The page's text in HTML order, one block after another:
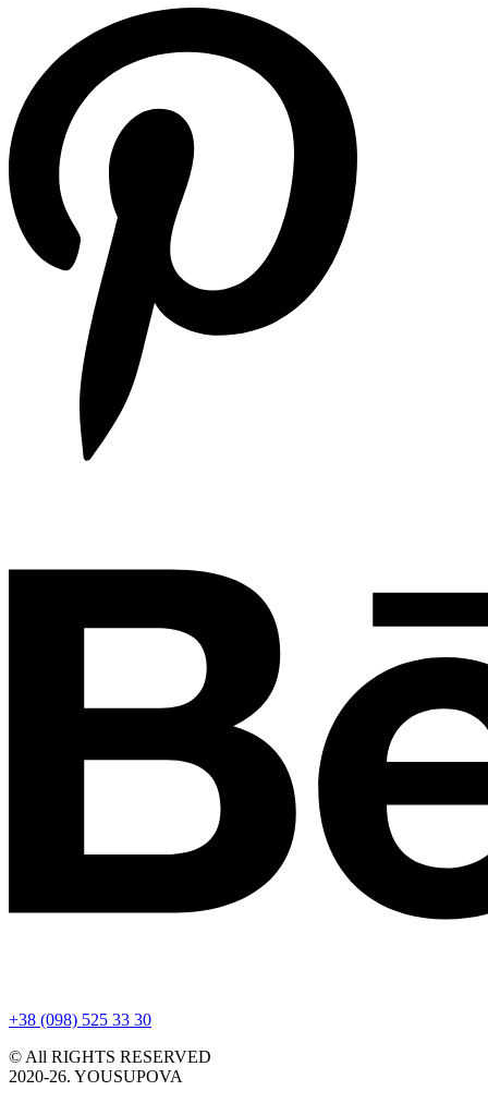
+38 (098) 525 33 30
© All RIGHTS RESERVED
2020-26. YOUSUPOVA